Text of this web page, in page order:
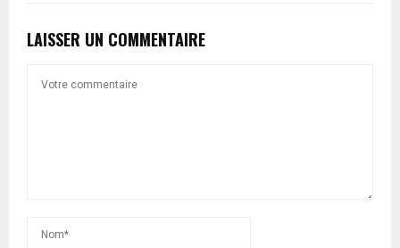
LAISSER UN COMMENTAIRE